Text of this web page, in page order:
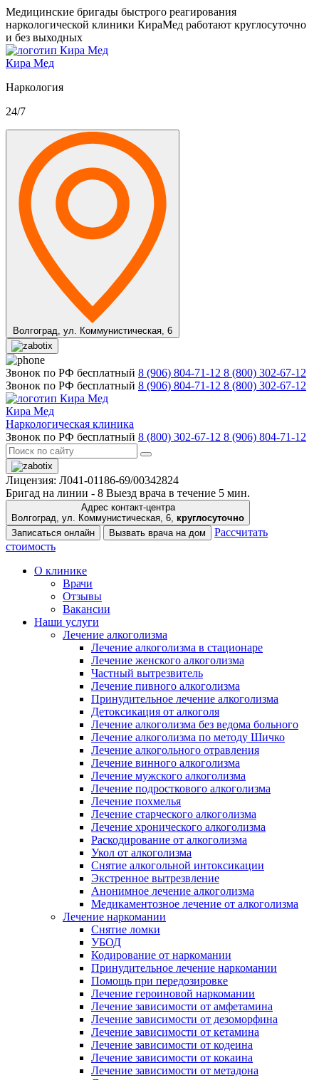
Медицинские бригады быстрого реагирования
наркологической клиники КираМед работают круглосуточно
и без выходных
Кира Мед
Наркология
24/7
Волгоград, ул. Коммунистическая, 6
Звонок по РФ бесплатный 8 (906) 804-71-12 8 (800) 302-67-12
Звонок по РФ бесплатный 8 (906) 804-71-12 8 (800) 302-67-12
Кира Мед
Наркологическая клиника
Звонок по РФ бесплатный 8 (800) 302-67-12 8 (906) 804-71-12
Лицензия: Л041-01186-69/00342824
Бригад на линии - 8 Выезд врача в течение 5 мин.
Адрес контакт-центра
Волгоград, ул. Коммунистическая, 6, круглосуточно
Записаться онлайн
Вызвать врача на дом
Рассчитать
стоимость
О клинике
Врачи
Отзывы
Вакансии
Наши услуги
Лечение алкоголизма
Лечение алкоголизма в стационаре
Лечение женского алкоголизма
Частный вытрезвитель
Лечение пивного алкоголизма
Принудительное лечение алкоголизма
Детоксикация от алкоголя
Лечение алкоголизма без ведома больного
Лечение алкоголизма по методу Шичко
Лечение алкогольного отравления
Лечение винного алкоголизма
Лечение мужского алкоголизма
Лечение подросткового алкоголизма
Лечение похмелья
Лечение старческого алкоголизма
Лечение хронического алкоголизма
Раскодирование от алкоголизма
Укол от алкоголизма
Снятие алкогольной интоксикации
Экстренное вытрезвление
Анонимное лечение алкоголизма
Медикаментозное лечение от алкоголизма
Лечение наркомании
Снятие ломки
УБОД
Кодирование от наркомании
Принудительное лечение наркомании
Помощь при передозировке
Лечение героиновой наркомании
Лечение зависимости от амфетамина
Лечение зависимости от дезоморфина
Лечение зависимости от кетамина
Лечение зависимости от кодеина
Лечение зависимости от кокаина
Лечение зависимости от метадона